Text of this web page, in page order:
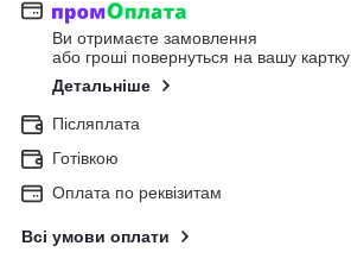
Ви отримаєте замовлення
або гроші повернуться на вашу картку
Детальніше
Післяплата
Готівкою
Оплата по реквізитам
Всі умови оплати